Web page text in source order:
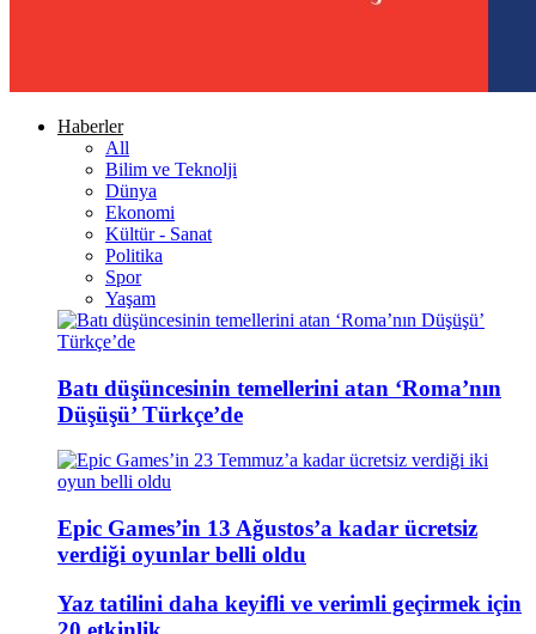
Haberler
All
Bilim ve Teknolji
Dünya
Ekonomi
Kültür - Sanat
Politika
Spor
Yaşam
Batı düşüncesinin temellerini atan ‘Roma’nın
Düşüşü’ Türkçe’de
Epic Games’in 13 Ağustos’a kadar ücretsiz
verdiği oyunlar belli oldu
Yaz tatilini daha keyifli ve verimli geçirmek için